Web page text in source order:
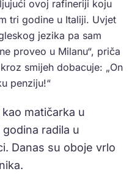
ovoj rafineriji koju
tri godine u Italiji. Uvjet
jezika pa sam
proveo u Milanu“, priča
smijeh dobacuje: „On
penziju!“
matičarka u
radila u
Danas su oboje vrlo